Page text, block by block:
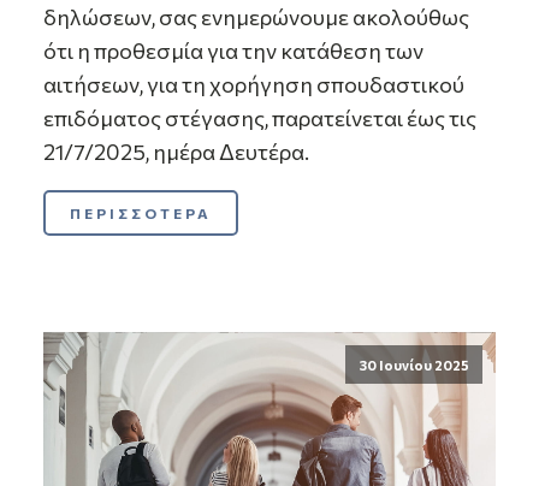
δηλώσεων, σας ενημερώνουμε ακολούθως
ότι η προθεσμία για την κατάθεση των
αιτήσεων, για τη χορήγηση σπουδαστικού
επιδόματος στέγασης, παρατείνεται έως τις
21/7/2025, ημέρα Δευτέρα.
ΠΕΡΙΣΣΟΤΕΡΑ
30 Ιουνίου 2025